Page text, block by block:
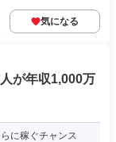
気になる
が年収1,000万
に稼ぐチャンス